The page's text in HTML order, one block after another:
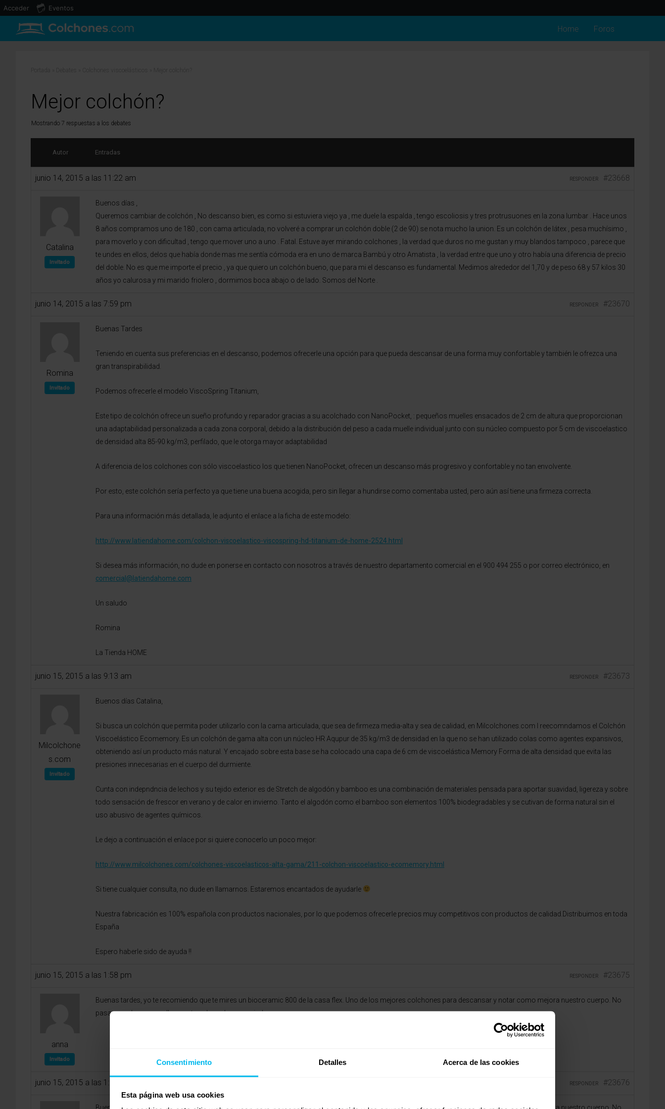
Consentimiento Detalles Acerca de las cookies
Esta página web usa cookies
Home Foros
Mejor colchón?
Mostrando 7 respuestas a los debates
Autor Entradas
junio 14, 2015 a las 11:22 am #23668
RESPONDER
Catalina
Invitado
Buenos días ,
Queremos cambiar de colchón , No descanso bien, es como si estuviera viejo ya , me duele la espalda , tengo escoliosis y tres protrusuones en la zona lumbar . Hace unos
8 años compramos uno de 180 , con cama articulada, no volveré a comprar un colchón doble (2 de 90) se nota mucho la union. Es un colchón de látex , pesa muchísimo ,
para moverlo y con dificultad , tengo que mover uno a uno . Fatal. Estuve ayer mirando colchones , la verdad que duros no me gustan y muy blandos tampoco , parece que
te undes en ellos, delos que había donde mas me sentía cómoda era en uno de marca Bambú y otro Amatista , la verdad entre que uno y otro había una diferencia de precio
del doble. No es que me importe el precio , ya que quiero un colchón bueno, que para mi el descanso es fundamental. Medimos alrededor del 1,70 y de peso 68 y 57 kilos 30
años yo calurosa y mi marido friolero , dormimos boca abajo o de lado. Somos del Norte .
junio 14, 2015 a las 7:59 pm #23670
RESPONDER
Romina
Invitado
Buenas Tardes
Teniendo en cuenta sus preferencias en el descanso, podemos ofrecerle una opción para que pueda descansar de una forma muy confortable y también le ofrezca una
gran transpirabilidad.
Podemos ofrecerle el modelo ViscoSpring Titanium,
Este tipo de colchón ofrece un sueño profundo y reparador gracias a su acolchado con NanoPocket, : pequeños muelles ensacados de 2 cm de altura que proporcionan
una adaptabilidad personalizada a cada zona corporal, debido a la distribución del peso a cada muelle individual junto con su núcleo compuesto por 5 cm de viscoelastico
de densidad alta 85-90 kg/m3, perfilado, que le otorga mayor adaptabilidad
A diferencia de los colchones con sólo viscoelastico los que tienen NanoPocket, ofrecen un descanso más progresivo y confortable y no tan envolvente.
Por esto, este colchón sería perfecto ya que tiene una buena acogida, pero sin llegar a hundirse como comentaba usted, pero aún así tiene una firmeza correcta.
Para una información más detallada, le adjunto el enlace a la ficha de este modelo:
http://www.latiendahome.com/colchon-viscoelastico-viscospring-hd-titanium-de-home-2524.html
Si desea más información, no dude en ponerse en contacto con nosotros a través de nuestro departamento comercial en el 900 494 255 o por correo electrónico, en
comercial@latiendahome.com
Un saludo
Romina
La Tienda HOME
junio 15, 2015 a las 9:13 am #23673
RESPONDER
Milcolchone
s.com
Invitado
Buenos días Catalina,
Si busca un colchón que permita poder utilizarlo con la cama articulada, que sea de firmeza media-alta y sea de calidad, en Milcolchones.com l reecomndamos el Colchón
Viscoelástico Ecomemory. Es un colchón de gama alta con un núcleo HR Aqupur de 35 kg/m3 de densidad en la que no se han utilizado colas como agentes expansivos,
obteniendo así un producto más natural. Y encajado sobre esta base se ha colocado una capa de 6 cm de viscoelástica Memory Forma de alta densidad que evita las
presiones innecesarias en el cuerpo del durmiente.
Cunta con indepndncia de lechos y su tejido exterior es de Stretch de algodón y bamboo es una combinación de materiales pensada para aportar suavidad, ligereza y sobre
todo sensación de frescor en verano y de calor en invierno. Tanto el algodón como el bamboo son elementos 100% biodegradables y se cutivan de forma natural sin el
uso abusivo de agentes químicos.
Le dejo a continuación el enlace por si quiere conocerlo un poco mejor:
http://www.milcolchones.com/colchones-viscoelasticos-alta-gama/211-colchon-viscoelastico-ecomemory.html
Si tiene cualquier consulta, no dude en llamarnos. Estaremos encantados de ayudarle
Nuestra fabricación es 100% española con productos nacionales, por lo que podemos ofrecerle precios muy competitivos con productos de calidad.Distribuimos en toda
España
Espero haberle sido de ayuda !!
junio 15, 2015 a las 1:58 pm #23675
RESPONDER
anna
Invitado
Buenas tardes, yo te recomiendo que te mires un bioceramic 800 de la casa flex. Uno de los mejores colchones para descansar y notar como mejora nuestro cuerpo. No
pasaras calor por que lleva watergel y no hay que giralos.
junio 15, 2015 a las 1:59 pm #23676
RESPONDER
Acceder Eventos